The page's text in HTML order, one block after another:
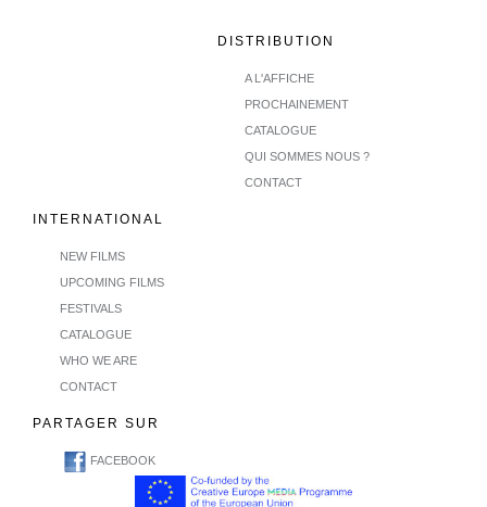
DISTRIBUTION
A L'AFFICHE
PROCHAINEMENT
CATALOGUE
QUI SOMMES NOUS ?
CONTACT
INTERNATIONAL
NEW FILMS
UPCOMING FILMS
FESTIVALS
CATALOGUE
WHO WE ARE
CONTACT
PARTAGER SUR
FACEBOOK